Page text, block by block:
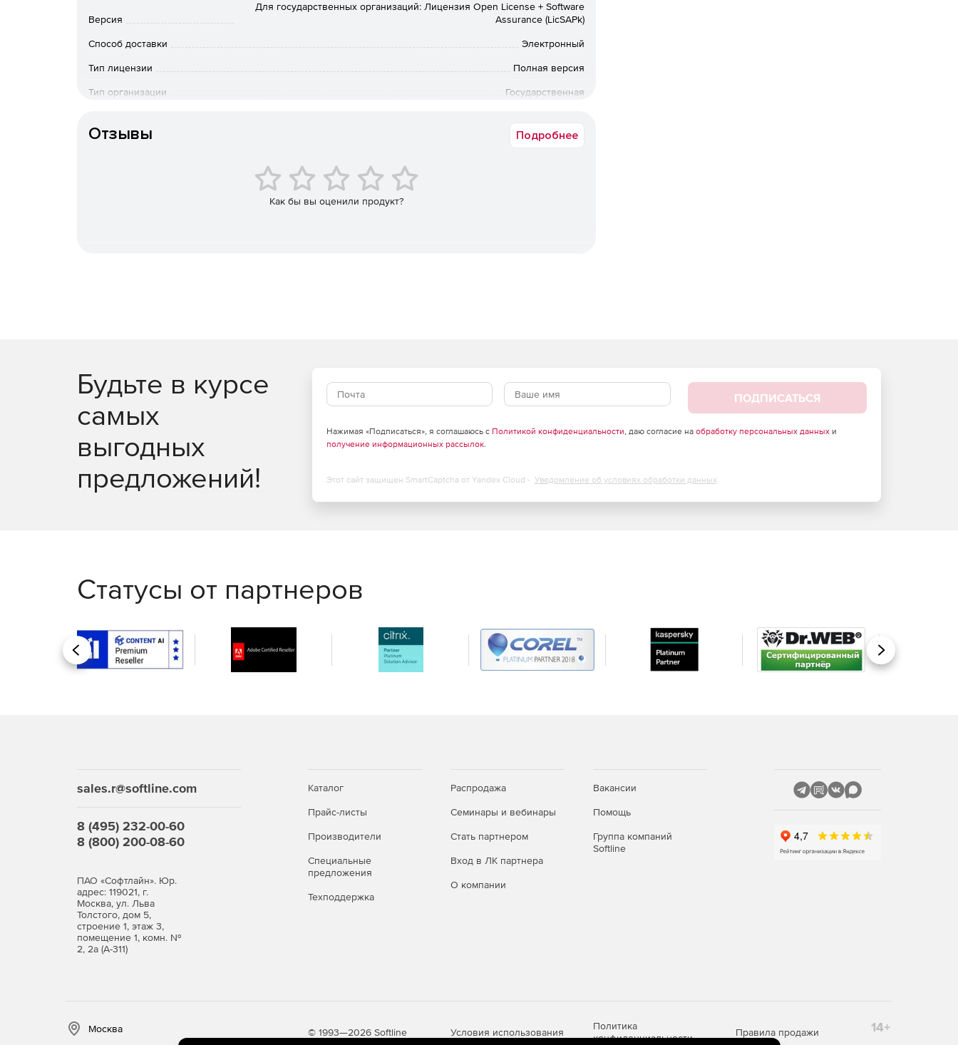
Windows Server 2019 Essentials включает в себя новую аппаратную поддержку и улучшения, такие как
поддержка Azure Active Directory через AAD Connect, новые опции Windows Server 2019 Standard, службы
миграции памяти и другие. Windows Server 2019 Essentials не поддерживает резервное копирование и
Версия
Для государственных организаций: Лицензия Open License + Software
Assurance (LicSAPk)
Способ доставки Электронный
Тип лицензии Полная версия
Тип организации Государственная
Отзывы Подробнее
Как бы вы оценили продукт?
Будьте в курсе
самых
выгодных
предложений!
ПОДПИСАТЬСЯ
Нажимая «Подписаться», я соглашаюсь с Политикой конфиденциальности, даю согласие на обработку персональных данныхи
получение информационных рассылок.
Этот сайт защищен SmartCaptcha от Yandex Cloud - Уведомление об условиях обработки данных
Статусы от партнеров
Назад Вперед
sales.r@softline.com
8 (495) 232-00-60
8 (800) 200-08-60
ПАО «Софтлайн». Юр.
адрес: 119021, г.
Москва, ул. Льва
Толстого, дом 5,
строение 1, этаж 3,
помещение 1, комн. №
2, 2а (А-311)
Каталог
Прайс-листы
Производители
Специальные
предложения
Техподдержка
Распродажа
Семинары и вебинары
Стать партнером
Вход в ЛК партнера
О компании
Вакансии
Помощь
Группа компаний
Softline
Москва © 1993—2026 Softline Условия использования
Политика
конфиденциальности
Правила продажи 14+